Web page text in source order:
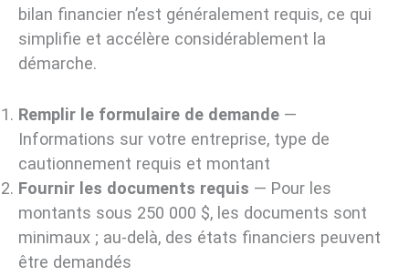
bilan financier n’est généralement requis, ce qui
simplifie et accélère considérablement la
démarche.
Remplir le formulaire de demande —
Informations sur votre entreprise, type de
cautionnement requis et montant
Fournir les documents requis — Pour les
montants sous 250 000 $, les documents sont
minimaux ; au-delà, des états financiers peuvent
être demandés